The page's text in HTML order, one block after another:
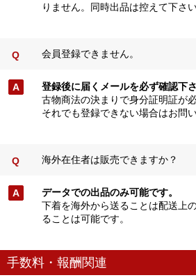
りません。同時出品は控えて下さい
会員登録できません。
登録後に届くメールを必ず確認下
古物商法の決まりで身分証明証が
それでも登録できない場合はお問
海外在住者は販売できますか？
データでの出品のみ可能です。
下着を海外から送ることは配送上
ることは可能です。
手数料・報酬関連